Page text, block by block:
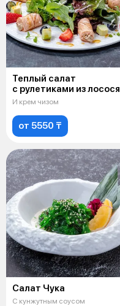
Теплый салат
с рулетиками из лосося
И крем чизом
от 5550 ₸
Салат Чука
С кунжутным соусом